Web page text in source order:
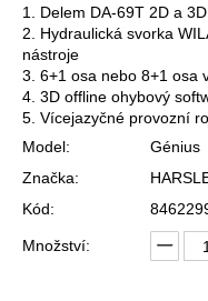
1. Delem DA-69T 2D a
2. Hydraulická svorka
nástroje
3. 6+1 osa nebo 8+1 osa
4. 3D offline ohybový
5. Vícejazyčné provozní
Model:
Génius
Značka:
Kód:
Množství: